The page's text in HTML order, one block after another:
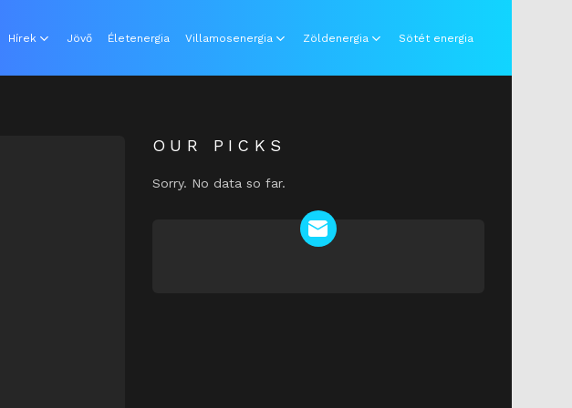
Hírek Jövő Életenergia Villamosenergia Zöldenergia Sötét energia
OUR PICKS
Sorry. No data so far.